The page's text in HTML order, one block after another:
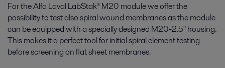
For the Alfa Laval LabStak® M20 module we offer the
possibility to test also spiral wound membranes as the module
can be equipped with a specially designed M20-2.5" housing.
This makes it a perfect tool for initial spiral element testing
before screening on flat sheet membranes.